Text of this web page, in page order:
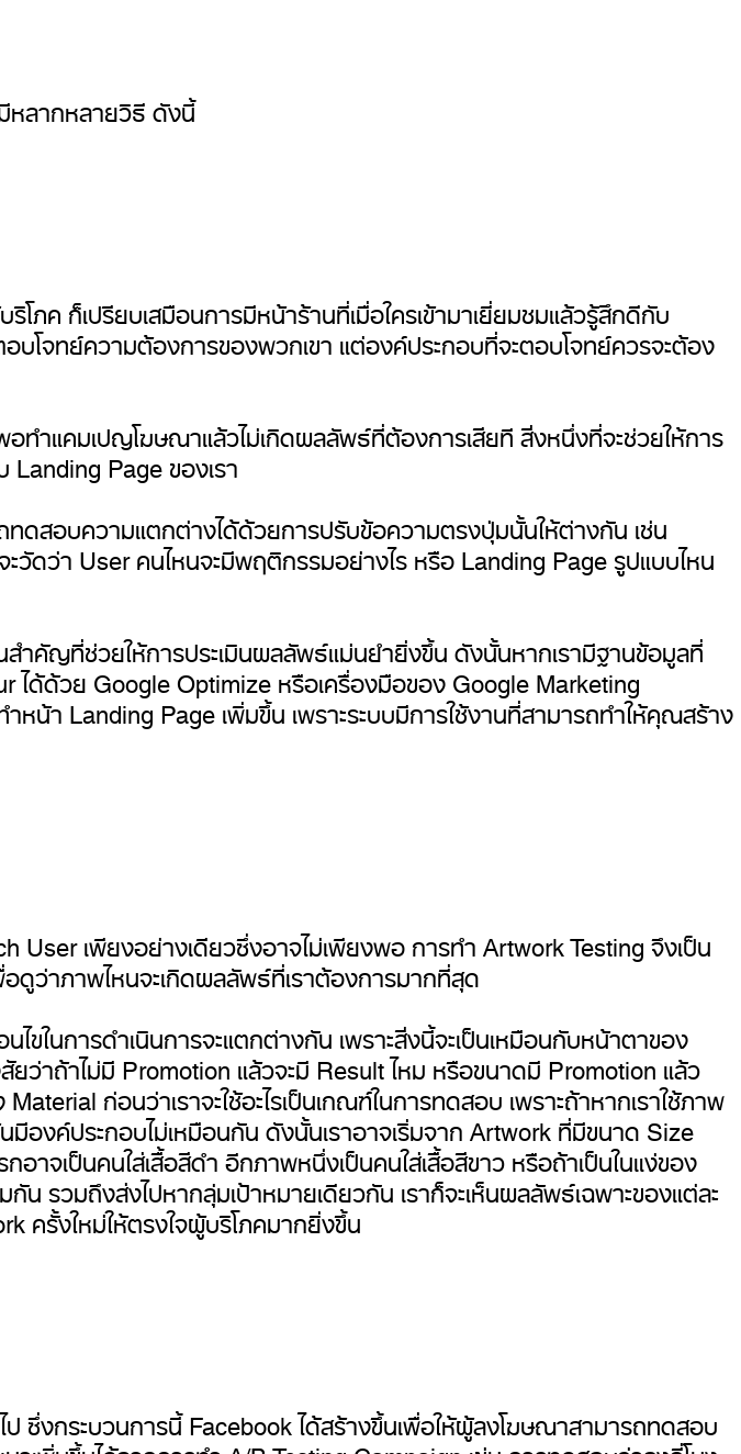
หลากหลายวิธี ดังนี้
ค ก็เปรียบเสมือนการมีหน้าร้านที่เมื่อใครเข้ามาเยี่ยมชมแล้วรู้สึกดีกับ
จทย์ความต้องการของพวกเขา แต่องค์ประกอบที่จะตอบโจทย์ควรจะต้อง
ำแคมเปญโฆษณาแล้วไม่เกิดผลลัพธ์ที่ต้องการเสียที สิ่งหนึ่งที่จะช่วยให้การ
Page ของเรา
ดสอบความแตกต่างได้ด้วยการปรับข้อความตรงปุ่มนั้นให้ต่างกัน เช่น
วัดว่า User คนไหนจะมีพฤติกรรมอย่างไร หรือ Landing Page รูปแบบไหน
ำคัญที่ช่วยให้การประเมินผลลัพธ์แม่นยำยิ่งขึ้น ดังนั้นหากเรามีฐานข้อมูลที่
ได้ด้วย Google Optimize หรือเครื่องมือของ Google Marketing
น้า Landing Page เพิ่มขึ้น เพราะระบบมีการใช้งานที่สามารถทำให้คุณสร้าง
เพียงอย่างเดียวซึ่งอาจไม่เพียงพอ การทำ Artwork Testing จึงเป็น
ดูว่าภาพไหนจะเกิดผลลัพธ์ที่เราต้องการมากที่สุด
ขในการดำเนินการจะแตกต่างกัน เพราะสิ่งนี้จะเป็นเหมือนกับหน้าตาของ
ว่าถ้าไม่มี Promotion แล้วจะมี Result ไหม หรือขนาดมี Promotion แล้ว
ก่อนว่าเราจะใช้อะไรเป็นเกณฑ์ในการทดสอบ เพราะถ้าหากเราใช้ภาพ
งค์ประกอบไม่เหมือนกัน ดังนั้นเราอาจเริ่มจาก Artwork ที่มีขนาด Size
าจเป็นคนใส่เสื้อสีดำ อีกภาพหนึ่งเป็นคนใส่เสื้อสีขาว หรือถ้าเป็นในแง่ของ
รวมถึงส่งไปหากลุ่มเป้าหมายเดียวกัน เราก็จะเห็นผลลัพธ์เฉพาะของแต่ละ
ครั้งใหม่ให้ตรงใจผู้บริโภคมากยิ่งขึ้น
งกระบวนการนี้ Facebook ได้สร้างขึ้นเพื่อให้ผู้ลงโฆษณาสามารถทดสอบ